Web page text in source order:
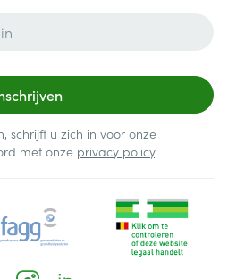
schrijft u zich in voor onze
met onze privacy policy.